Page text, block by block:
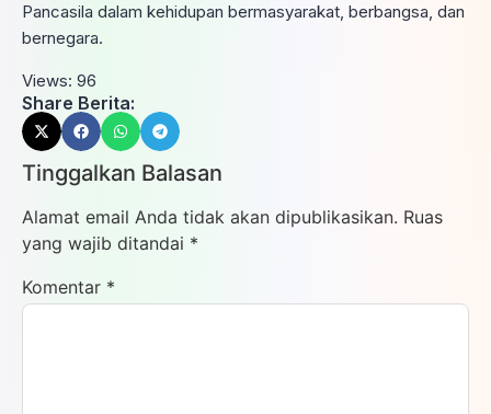
Pancasila dalam kehidupan bermasyarakat, berbangsa, dan
bernegara.
Views: 96
Share Berita:
Tinggalkan Balasan
Alamat email Anda tidak akan dipublikasikan. Ruas
yang wajib ditandai *
Komentar *